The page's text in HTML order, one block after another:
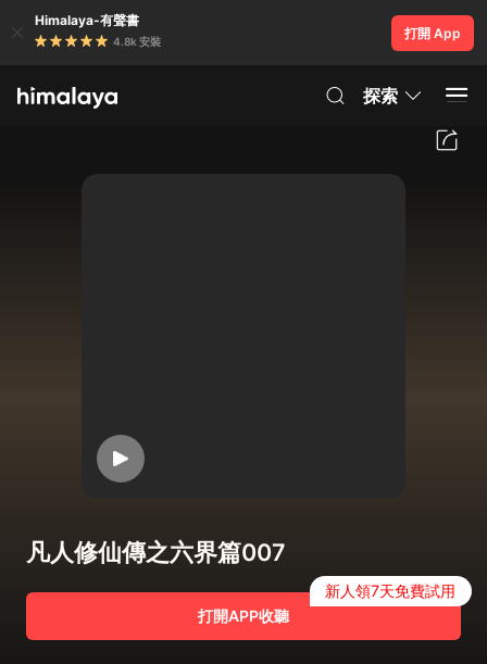
Himalaya-有聲書
4.8k 安裝
打開 App
探索
凡人修仙傳之六界篇007
打開APP收聽
新人領7天免費試用